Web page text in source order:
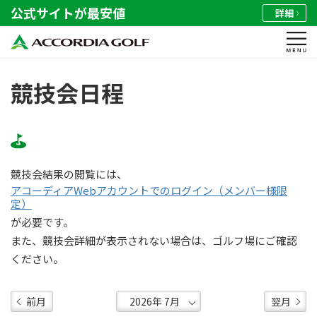
公式サイトが最安値 詳細
競技会日程
競技会結果の閲覧には、
アコーディアWebアカウントでのログイン（メンバー様限
定）
が必要です。
また、競技会詳細が表示されない場合は、ゴルフ場にご確認
ください。
前月 翌月